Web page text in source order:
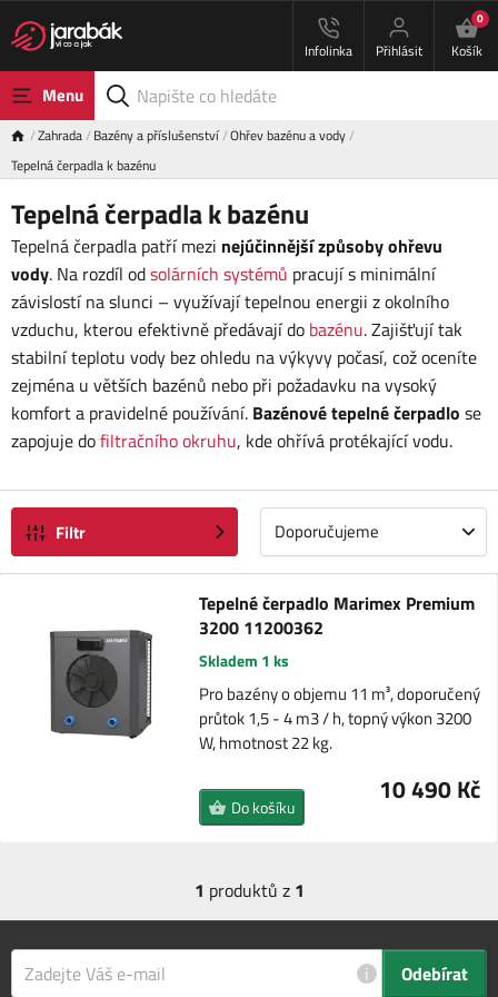
Infolinka Přihlásit
0
Košík
Menu
Zahrada Bazény a příslušenství Ohřev bazénu a vody
Tepelná čerpadla k bazénu
Tepelná čerpadla k bazénu
Tepelná čerpadla patří mezi nejúčinnější způsoby ohřevu
vody. Na rozdíl odsolárních systémů pracují s minimální
závislostí na slunci – využívají tepelnou energii z okolního
vzduchu, kterou efektivně předávají do bazénu. Zajišťují tak
stabilní teplotu vody bez ohledu na výkyvy počasí, což oceníte
zejména u větších bazénů nebo při požadavku na vysoký
komfort a pravidelné používání. Bazénové tepelné čerpadlo se
zapojuje dofiltračního okruhu, kde ohřívá protékající vodu.
Filtr Doporučujeme
Tepelné čerpadlo Marimex Premium
3200 11200362
Skladem 1 ks
Pro bazény o objemu 11 m³, doporučený
průtok 1,5 - 4 m3 / h, topný výkon 3200
W, hmotnost 22 kg.
10 490 Kč
Do košíku
1 produktů z 1
i Odebírat